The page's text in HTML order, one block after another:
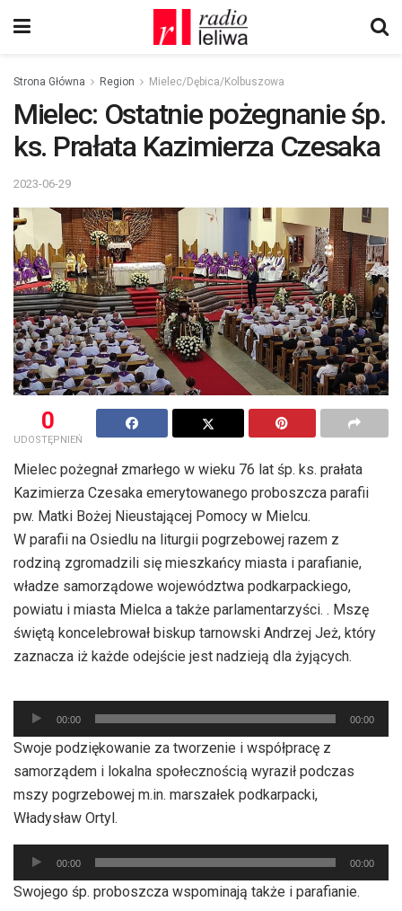
Strona Główna Region Mielec/Dębica/Kolbuszowa
Mielec: Ostatnie pożegnanie śp.
ks. Prałata Kazimierza Czesaka
2023-06-29
0
UDOSTĘPNIEŃ
Mielec pożegnał zmarłego w wieku 76 lat śp. ks. prałata
Kazimierza Czesaka emerytowanego proboszcza parafii
pw. Matki Bożej Nieustającej Pomocy w Mielcu.
W parafii na Osiedlu na liturgii pogrzebowej razem z
rodziną zgromadzili się mieszkańcy miasta i parafianie,
władze samorządowe województwa podkarpackiego,
powiatu i miasta Mielca a także parlamentarzyści. . Mszę
świętą koncelebrował biskup tarnowski Andrzej Jeż, który
zaznacza iż każde odejście jest nadzieją dla żyjących.
Odtwarzacz
plików
dźwiękowych
00:00 00:00
Swoje podziękowanie za tworzenie i współpracę z
samorządem i lokalna społecznością wyraził podczas
mszy pogrzebowej m.in. marszałek podkarpacki,
Władysław Ortyl.
Odtwarzacz
plików
dźwiękowych
00:00 00:00
Swojego śp. proboszcza wspominają także i parafianie.